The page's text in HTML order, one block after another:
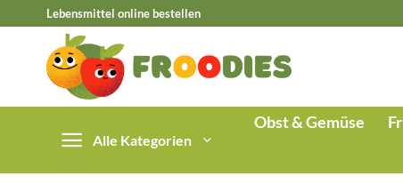
springen
Lebensmittel online bestellen
Alle Kategorien
Obst & Gemüse